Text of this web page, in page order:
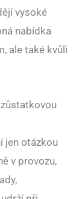
vysoké
nabídka
ale také kvůli
jen otázkou
v provozu,